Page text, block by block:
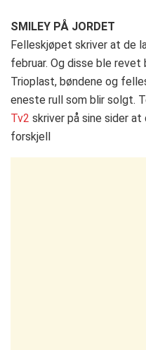
SMILEY PÅ JORDET
Felleskjøpet skriver at de
februar. Og disse ble revet
Trioplast, bøndene og
eneste rull som blir solgt.
Tv2 skriver på sine sider
forskjell